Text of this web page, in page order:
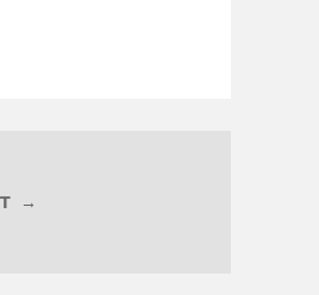
→